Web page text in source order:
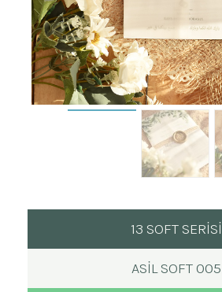
13 SOFT SERİSİ
ASIL SOFT 005